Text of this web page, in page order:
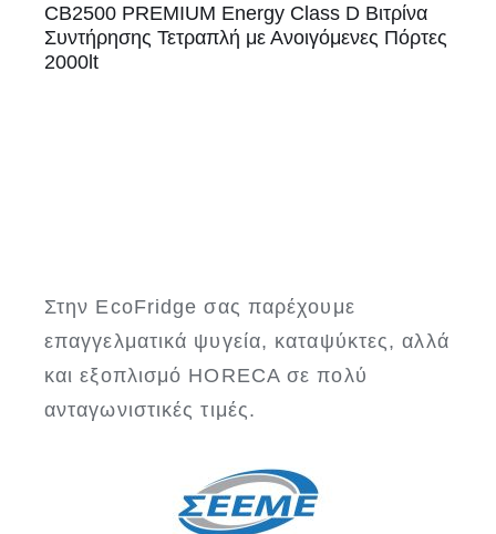
CB2500 PREMIUM Energy Class D Βιτρίνα
Συντήρησης Τετραπλή με Ανοιγόμενες Πόρτες
2000lt
Στην EcoFridge σας παρέχουμε
επαγγελματικά ψυγεία, καταψύκτες, αλλά
και εξοπλισμό HORECA σε πολύ
ανταγωνιστικές τιμές.